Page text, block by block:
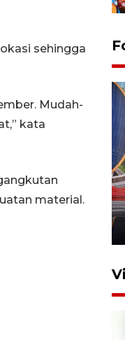
sehingga
Mudah-
kata
material.
di